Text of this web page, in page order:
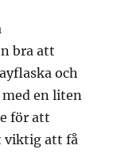
bra att
och
med en liten
för att
viktig att få